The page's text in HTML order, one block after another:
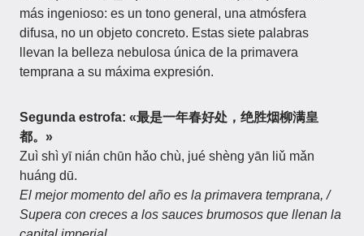
más ingenioso: es un tono general, una atmósfera
difusa, no un objeto concreto. Estas siete palabras
llevan la belleza nebulosa única de la primavera
temprana a su máxima expresión.
Segunda estrofa: «最是一年春好处，绝胜烟柳满皇
都。»
Zuì shì yī nián chūn hǎo chù, jué shèng yān liǔ mǎn
huáng dū.
El mejor momento del año es la primavera temprana, /
Supera con creces a los sauces brumosos que llenan la